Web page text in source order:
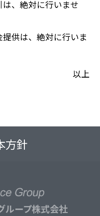
、絶対に行いませ
供は、絶対に行いま
以上
方針
ループ株式会社